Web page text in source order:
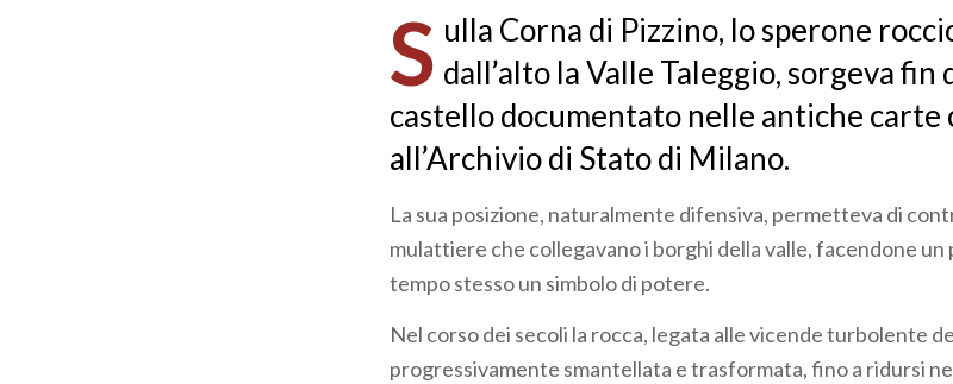
S ulla Corna di Pizzino, lo sperone
dall’alto la Valle Taleggio, sorgeva fin
castello documentato nelle antiche carte
all’Archivio di Stato di Milano.
La sua posizione, naturalmente difensiva, permetteva di
mulattiere che collegavano i borghi della valle, facendone
tempo stesso un simbolo di potere.
Nel corso dei secoli la rocca, legata alle vicende turbolente
progressivamente smantellata e trasformata, fino a ridursi